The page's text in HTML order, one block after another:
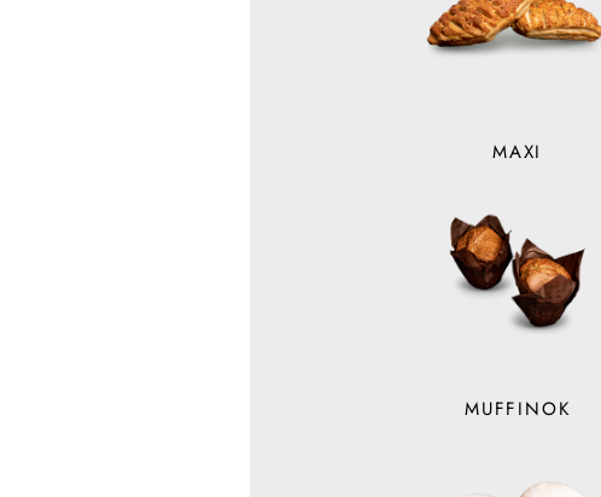
MAXI
MUFFINOK